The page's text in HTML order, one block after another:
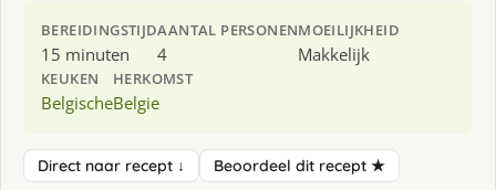
BEREIDINGSTIJD
15 minuten
AANTAL PERSONEN
4
MOEILIJKHEID
Makkelijk
KEUKEN
Belgische
HERKOMST
Belgie
Direct naar recept ↓ Beoordeel dit recept ★